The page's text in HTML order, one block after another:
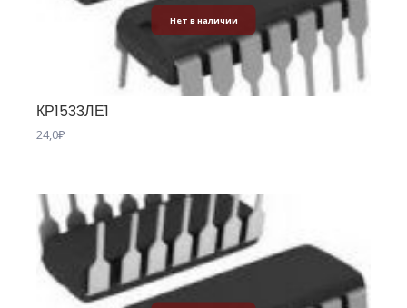
Нет в наличии
КР1533ЛЕ1
24,0₽